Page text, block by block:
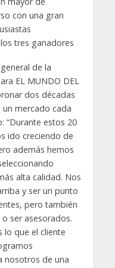
con una gran
tres ganadores
de la
EL MUNDO DEL
dos décadas
mercado cada
“Durante estos 20
ido creciendo de
además hemos
alta calidad. Nos
y ser un punto
pero también
ser asesorados.
lo que el cliente
nosotros de una